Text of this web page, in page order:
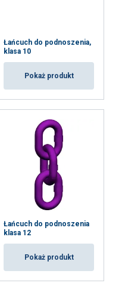
Łańcuch do podnoszenia,
klasa 10
Pokaż produkt
Łańcuch do podnoszenia
klasa 12
Pokaż produkt